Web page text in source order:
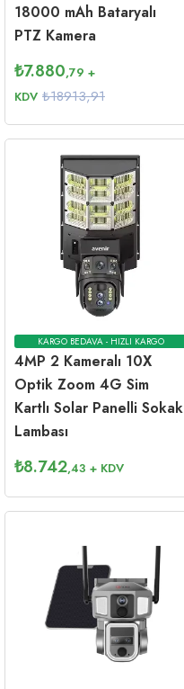
18000 mAh Bataryalı
PTZ Kamera
₺7.880,79 +
KDV ₺18913,91
KARGO BEDAVA - HIZLI KARGO
4MP 2 Kameralı 10X
Optik Zoom 4G Sim
Kartlı Solar Panelli Sokak
Lambası
₺8.742,43 + KDV